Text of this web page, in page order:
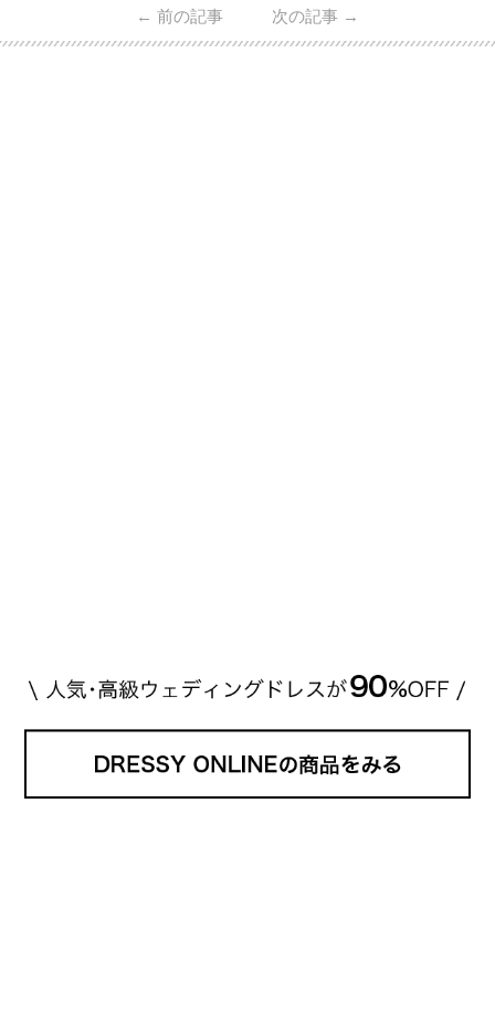
・愛用している芸能人夫婦 ・リングの特徴や魅力 ・
← 前の記事 次の記事 →